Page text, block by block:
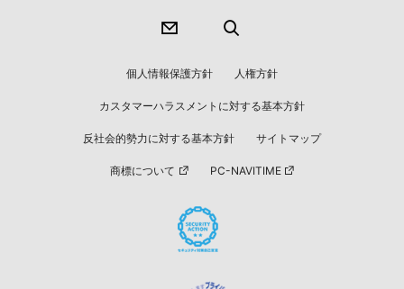
個人情報保護方針 人権方針
カスタマーハラスメントに対する基本方針
反社会的勢力に対する基本方針 サイトマップ
商標について PC-NAVITIME